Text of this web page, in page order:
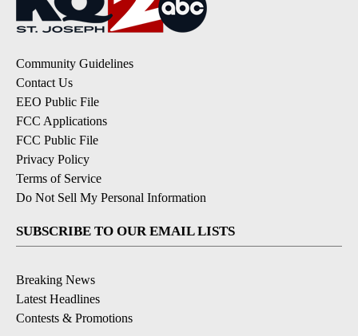
Community Guidelines
Contact Us
EEO Public File
FCC Applications
FCC Public File
Privacy Policy
Terms of Service
Do Not Sell My Personal Information
SUBSCRIBE TO OUR EMAIL LISTS
Breaking News
Latest Headlines
Contests & Promotions